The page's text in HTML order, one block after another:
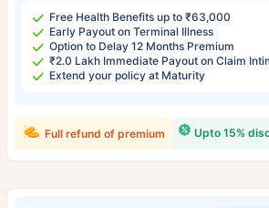
Free Health Benefits up to ₹63,000
Early Payout on Terminal Illness
Option to Delay 12 Months Premium
₹2.0 Lakh Immediate Payout on Claim
Extend your policy at Maturity
Upto 15%
Full refund of premium